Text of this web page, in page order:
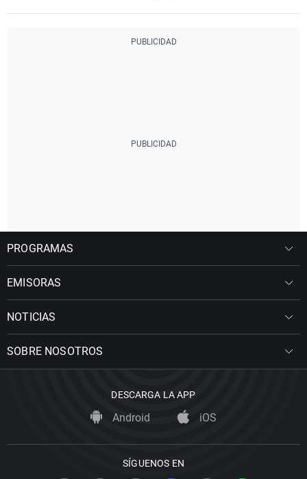
PROGRAMAS
EMISORAS
NOTICIAS
SOBRE NOSOTROS
DESCARGA LA APP
Android iOS
SÍGUENOS EN